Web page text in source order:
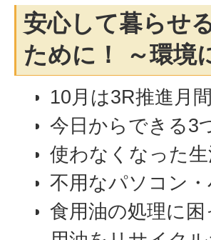
安心して暮らせ
ために！ ～環境
10月は3R推進月間
今日からできる3
使わなくなった
不用なパソコン
食用油の処理に